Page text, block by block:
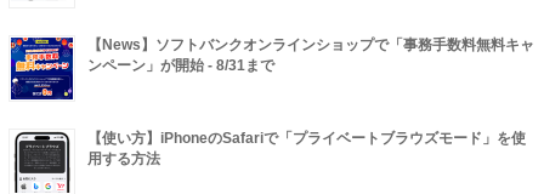
【News】ソフトバンクオンラインショップで「事務手数料無料キャ
ンペーン」が開始 - 8/31まで
【使い方】iPhoneのSafariで「プライベートブラウズモード」を使
用する方法